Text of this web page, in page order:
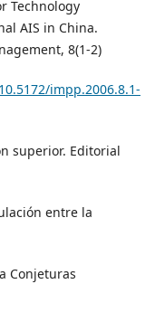
Technology
AIS in China.
8(1-2)
impp.2006.8.1-
superior. Editorial
entre la
Conjeturas